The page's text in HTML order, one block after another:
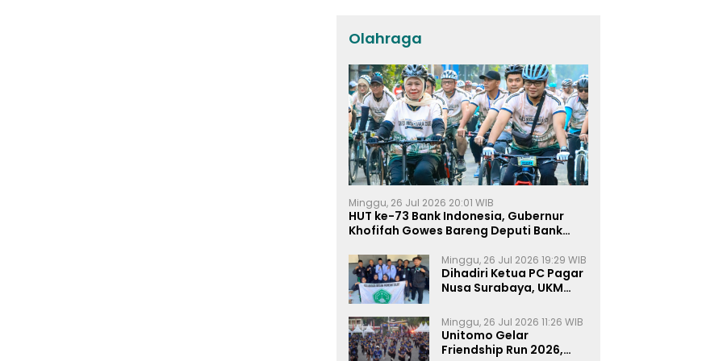
Olahraga
Minggu, 26 Jul 2026 20:01 WIB
HUT ke-73 Bank Indonesia, Gubernur
Khofifah Gowes Bareng Deputi Bank
Minggu, 26 Jul 2026 19:29 WIB
Dihadiri Ketua PC Pagar
Nusa Surabaya, UKM
Sahkan Anggota Baru
Minggu, 26 Jul 2026 11:26 WIB
Unitomo Gelar
Friendship Run 2026,